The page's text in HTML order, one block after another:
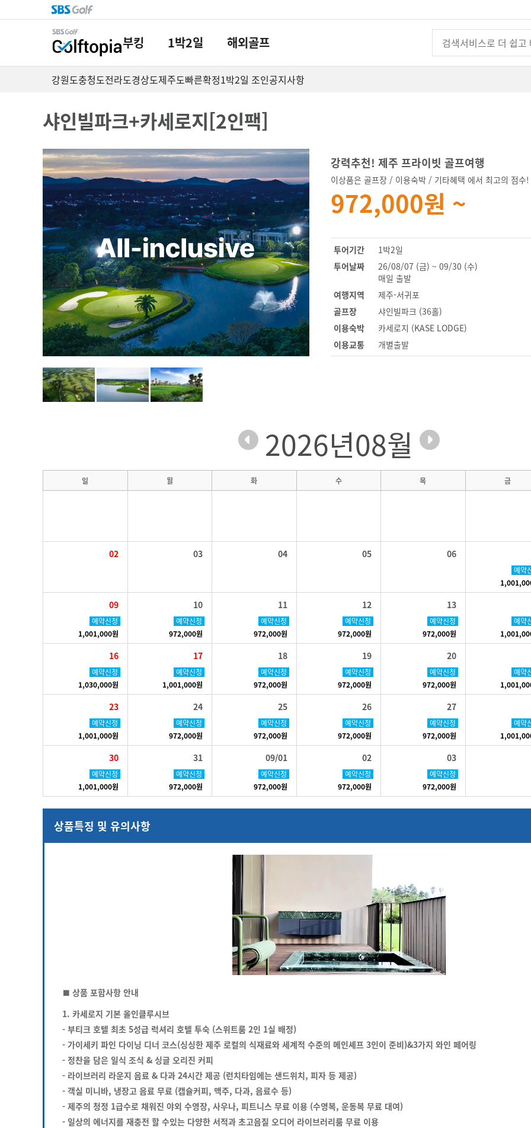
부킹 1박2일 해외골프
강원도충청도전라도경상도제주도빠른확정1박2일 조인공지사항
샤인빌파크+카세로지[2인팩]
강력추천! 제주 프라이빗 골프여행
이상품은 골프장 / 이용숙박 / 기타혜택 에서 최고의 점수!
972,000원 ~
투어기간
1박2일
투어날짜
26/08/07 (금) ~ 09/30 (수)
매일 출발
여행지역
제주-서귀포
골프장
샤인빌파크 (36홀)
이용숙박
카세로지 (KASE LODGE)
이용교통
개별출발
2026년08월
일 월 화 수 목 금
02 03 04 05 06
예약
09
예약신청
1,001,000원
10
예약신청
972,000원
11
예약신청
972,000원
12
예약신청
972,000원
13
예약신청
972,000원
예약
16
예약신청
1,030,000원
17
예약신청
1,001,000원
18
예약신청
972,000원
19
예약신청
972,000원
20
예약신청
972,000원
예약
23
예약신청
1,001,000원
24
예약신청
972,000원
25
예약신청
972,000원
26
예약신청
972,000원
27
예약신청
972,000원
예약
30
예약신청
1,001,000원
31
예약신청
972,000원
09/01
예약신청
972,000원
02
예약신청
972,000원
03
예약신청
972,000원
상품특징 및 유의사항
■ 상품 포함사항 안내
1. 카세로지 기본 올인클루시브
- 부티크 호텔 최초 5성급 럭셔리 호텔 투숙 (스위트룸 2인 1실 배정)
- 가이세키 파인 다이닝 디너 코스(싱싱한 제주 로컬의 식재료와 세계적 수준의 메인셰프 3인이 준비)&3가지 와인 페어링
- 정찬을 담은 일식 조식 & 싱글 오리진 커피
- 라이브러리 라운지 음료 & 다과 24시간 제공 (런치타임에는 샌드위치, 피자 등 제공)
- 객실 미니바, 냉장고 음료 무료 (캡슐커피, 맥주, 다과, 음료수 등)
- 제주의 청정 1급수로 채워진 야외 수영장, 사우나, 피트니스 무료 이용 (수영복, 운동복 무료 대여)
- 일상의 에너지를 재충전 할 수있는 다양한 서적과 초고음질 오디어 라이브러리룸 무료 이용